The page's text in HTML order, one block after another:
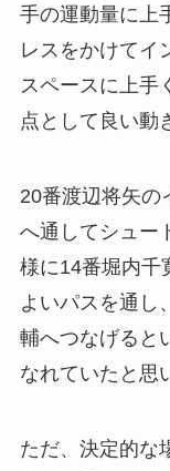
手の運動量に上
レスをかけてイ
スペースに上手
点として良い動
20番渡辺将矢の
へ通してシュー
様に14番堀内千
よいパスを通し
輔へつなげると
なれていたと思
ただ、決定的な